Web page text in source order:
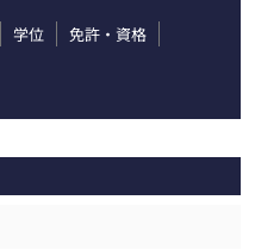
学位 免許・資格